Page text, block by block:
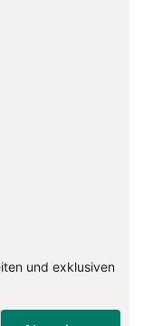
und exklusiven
um keine